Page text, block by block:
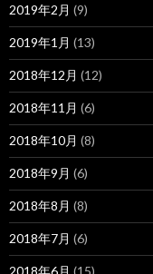
2019年2月 (9)
2019年1月 (13)
2018年12月 (12)
2018年11月 (6)
2018年10月 (8)
2018年9月 (6)
2018年8月 (8)
2018年7月 (6)
2018年6月 (15)